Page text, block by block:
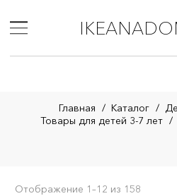
Главная / Каталог /
Товары для детей 3-7 лет /
Отображение 1–12 из 158